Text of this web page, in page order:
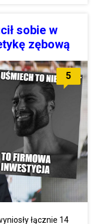
sobie w
zębową
5
łącznie 14